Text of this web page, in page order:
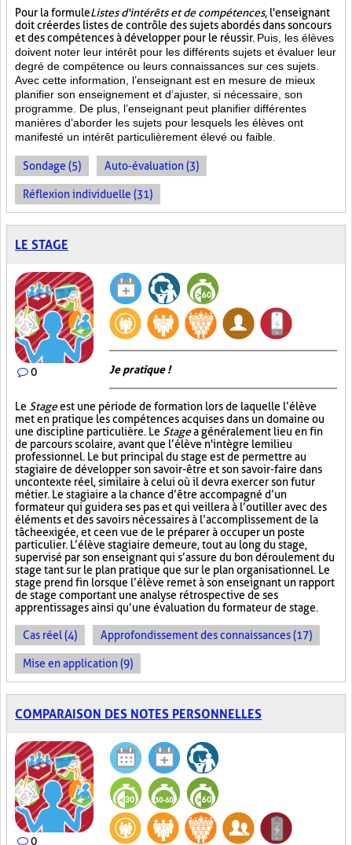
Pour la formuleListes d'intérêts et de compétences, l'enseignant
doit créer des listes de contrôle des sujets abordés dans son cours
et des compétences à développer pour le réussir. Puis, les élèves
doivent noter leur intérêt pour les différents sujets et évaluer leur
degré de compétence ou leurs connaissances sur ces sujets.
Avec cette information, l’enseignant est en mesure de mieux
planifier son enseignement et d’ajuster, si nécessaire, son
programme. De plus, l’enseignant peut planifier différentes
manières d’aborder les sujets pour lesquels les élèves ont
manifesté un intérêt particulièrement élevé ou faible.
Sondage (5) Auto-évaluation (3)
Réflexion individuelle (31)
LE STAGE
0 Je pratique !
Le Stageest une période de formation lors de laquelle l’élève
met en pratique les compétences acquises dans un domaine ou
une discipline particulière. Le Stagea généralement lieu en fin
de parcours scolaire, avant que l’élève n'intègre le milieu
professionnel. Le but principal du stage est de permettre au
stagiaire de développer son savoir-être et son savoir-faire dans
un contexte réel, similaire à celui où il devra exercer son futur
métier. Le stagiaire a la chance d’être accompagné d’un
formateur qui guidera ses pas et qui veillera à l’outiller avec des
éléments et des savoirs nécessaires à l’accomplissement de la
tâche exigée, et ce en vue de le préparer à occuper un poste
particulier. L’élève stagiaire demeure, tout au long du stage,
supervisé par son enseignant qui s’assure du bon déroulement du
stage tant sur le plan pratique que sur le plan organisationnel. Le
stage prend fin lorsque l’élève remet à son enseignant un rapport
de stage comportant une analyse rétrospective de ses
apprentissages ainsi qu’une évaluation du formateur de stage.
Cas réel (4) Approfondissement des connaissances (17)
Mise en application (9)
COMPARAISON DES NOTES PERSONNELLES
0